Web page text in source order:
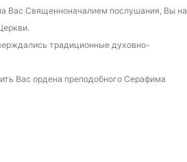
Вас Священноначалием послушания, Вы на
традиционные духовно-
Вас ордена преподобного Серафима